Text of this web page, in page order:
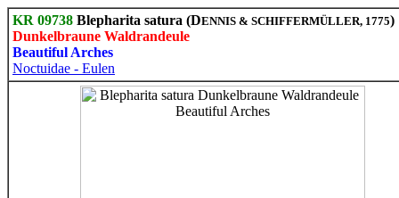
KR 09738 Blepharita satura (DENNIS & SCHIFFERMÜLLER, 1775)
Dunkelbraune Waldrandeule
Beautiful Arches
Noctuidae - Eulen